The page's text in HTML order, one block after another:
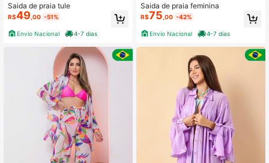
Saida de praia tule
R$49 ,00 -51%
Envio Nacional 4-7 dias
Saida de praia feminina
R$75 ,00 -42%
Envio Nacional 4-7 dias